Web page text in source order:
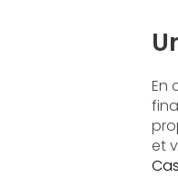
En
et